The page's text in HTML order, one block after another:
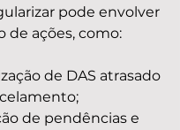
pode envolver
de ações, como:
de DAS atrasado
de pendências e